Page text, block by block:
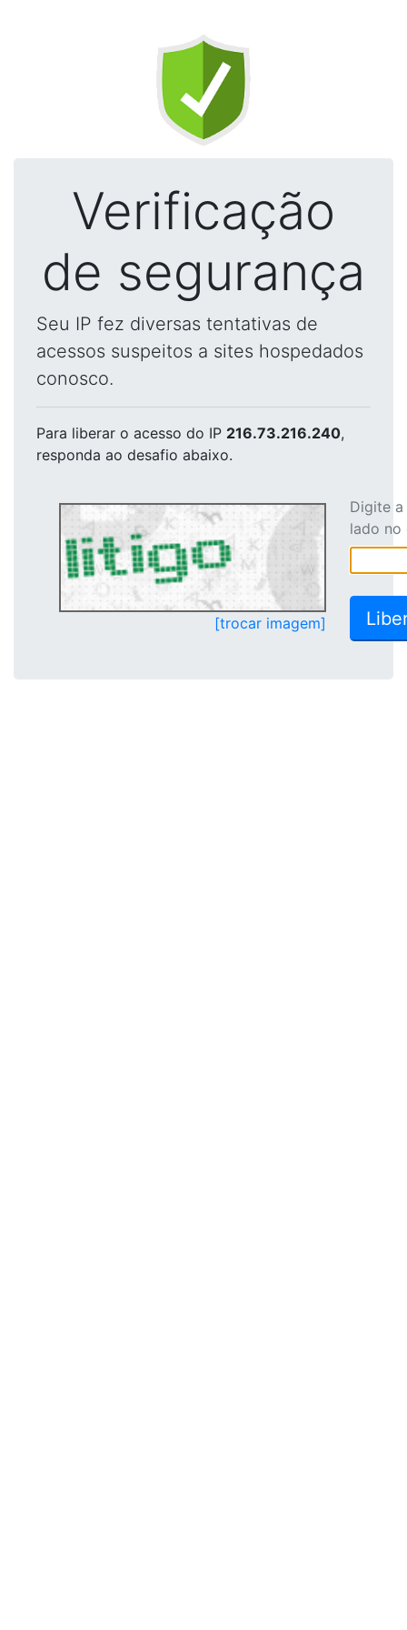
Verificação
de segurança
Seu IP fez diversas tentativas de
acessos suspeitos a sites hospedados
conosco.
Para liberar o acesso do IP 216.73.216.240,
responda ao desafio abaixo.
[trocar imagem]
Digite
lado no